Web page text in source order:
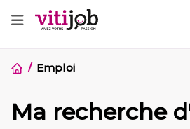
Emploi
Ma recherche